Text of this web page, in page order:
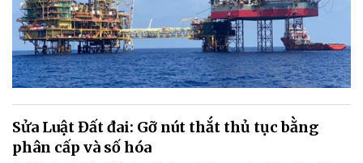
Sửa Luật Đất đai: Gỡ nút thắt thủ tục bằng
phân cấp và số hóa